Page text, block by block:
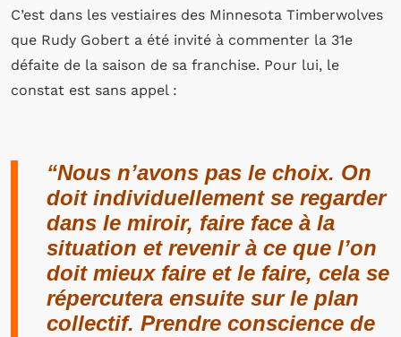
C’est dans les vestiaires des Minnesota Timberwolves
que Rudy Gobert a été invité à commenter la 31e
défaite de la saison de sa franchise. Pour lui, le
constat est sans appel :
“Nous n’avons pas le choix. On
doit individuellement se regarder
dans le miroir, faire face à la
situation et revenir à ce que l’on
doit mieux faire et le faire, cela se
répercutera ensuite sur le plan
collectif. Prendre conscience de